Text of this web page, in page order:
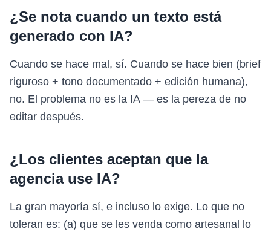
¿Se nota cuando un texto está
generado con IA?
Cuando se hace mal, sí. Cuando se hace bien (brief
riguroso + tono documentado + edición humana),
no. El problema no es la IA — es la pereza de no
editar después.
¿Los clientes aceptan que la
agencia use IA?
La gran mayoría sí, e incluso lo exige. Lo que no
toleran es: (a) que se les venda como artesanal lo